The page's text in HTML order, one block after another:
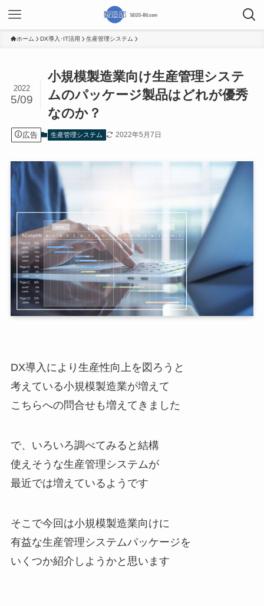
ホーム DX導入･IT活用 生産管理システム
小規模製造業向け生産管理システ
ムのパッケージ製品はどれが優秀
なのか？
2022
5/09
広告 生産管理システム 2022年5月7日
DX導入により生産性向上を図ろうと
考えている小規模製造業が増えて
こちらへの問合せも増えてきました
で、いろいろ調べてみると結構
使えそうな生産管理システムが
最近では増えているようです
そこで今回は小規模製造業向けに
有益な生産管理システムパッケージを
いくつか紹介しようかと思います